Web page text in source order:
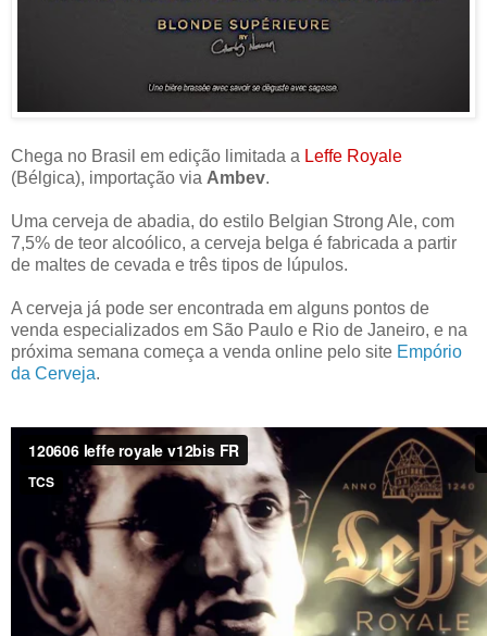
Chega no Brasil em edição limitada a Leffe Royale
(Bélgica), importação via Ambev.
Uma cerveja de abadia, do estilo Belgian Strong Ale, com
7,5% de teor alcoólico, a cerveja belga é fabricada a partir
de maltes de cevada e três tipos de lúpulos.
A cerveja já pode ser encontrada em alguns pontos de
venda especializados em São Paulo e Rio de Janeiro, e na
próxima semana começa a venda online pelo site Empório
da Cerveja.